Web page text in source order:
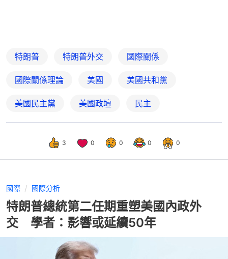
特朗普 特朗普外交 國際關係
國際關係理論 美國 美國共和黨
美國民主黨 美國政壇 民主
3 0 0 0 0
國際 國際分析
特朗普總統第二任期重塑美國內政外
交 學者：影響或延續50年